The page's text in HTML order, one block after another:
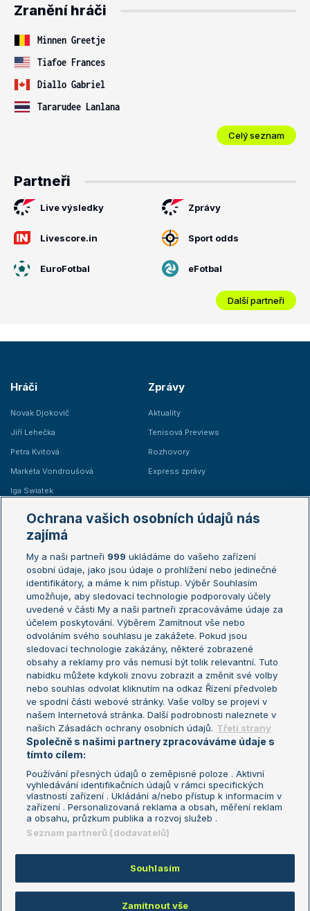
Zranění hráči
Minnen Greetje
Tiafoe Frances
Diallo Gabriel
Tararudee Lanlana
Celý seznam
Partneři
Live výsledky Zprávy
Livescore.in Sport odds
EuroFotbal eFotbal
Další partneři
Hráči
Novak Djokovič
Jiří Lehečka
Petra Kvitová
Markéta Vondroušová
Iga Swiatek
Zprávy
Aktuality
Tenisová Previews
Rozhovory
Express zprávy
Žebříčky
Žebříček ATP (muži)
Žebříček WTA (ženy)
Sázkařský žebříček
Australian Open
French Open
Wimbledon
US Open
Turnaj mistrů
Turnaj mistryň
Aktualní trendy
Fotbalové přestupy
Livesport Daily
LS Prague Open
Podmínky užití
Nastavení soukromí
GDPR a žurnalistika
Reklama
Kontakt
Informace o zpracování osobních
údajů
Copyright © 2008-2026 TenisPortal.cz. Využíváme zpravodajství ČTK.
Ochrana vašich osobních údajů nás
zajímá
My a naši partneři 999 ukládáme do vašeho zařízení
osobní údaje, jako jsou údaje o prohlížení nebo jedinečné
identifikátory, a máme k nim přístup. Výběr Souhlasím
umožňuje, aby sledovací technologie podporovaly účely
uvedené v části My a naši partneři zpracováváme údaje za
účelem poskytování. Výběrem Zamítnout vše nebo
odvoláním svého souhlasu je zakážete. Pokud jsou
sledovací technologie zakázány, některé zobrazené
obsahy a reklamy pro vás nemusí být tolik relevantní. Tuto
nabídku můžete kdykoli znovu zobrazit a změnit své volby
nebo souhlas odvolat kliknutím na odkaz Řízení předvoleb
ve spodní části webové stránky. Vaše volby se projeví v
našem Internetová stránka. Další podrobnosti naleznete v
našich Zásadách ochrany osobních údajů. Třetí strany
Společně s našimi partnery zpracováváme údaje s
tímto cílem:
Používání přesných údajů o zeměpisné poloze . Aktivní
vyhledávání identifikačních údajů v rámci specifických
vlastností zařízení . Ukládání a/nebo přístup k informacím v
zařízení . Personalizovaná reklama a obsah, měření reklam
a obsahu, průzkum publika a rozvoj služeb .
Seznam partnerů (dodavatelů)
Souhlasím
Zamítnout vše